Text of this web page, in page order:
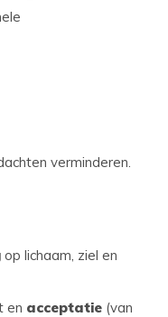
verminderen.
op lichaam, ziel en
en acceptatie (van